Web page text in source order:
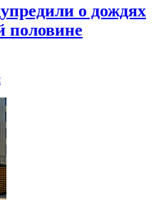
о дождях
половине